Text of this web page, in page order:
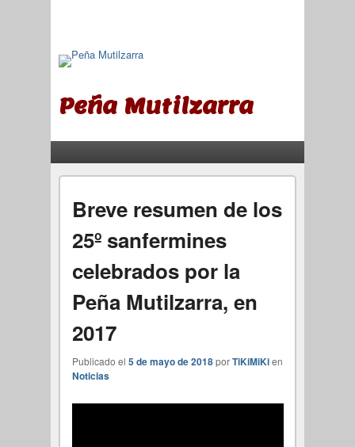
Peña Mutilzarra
Breve resumen de los
25º sanfermines
celebrados por la
Peña Mutilzarra, en
2017
Publicado el 5 de mayo de 2018porTiKiMiKien
Noticias